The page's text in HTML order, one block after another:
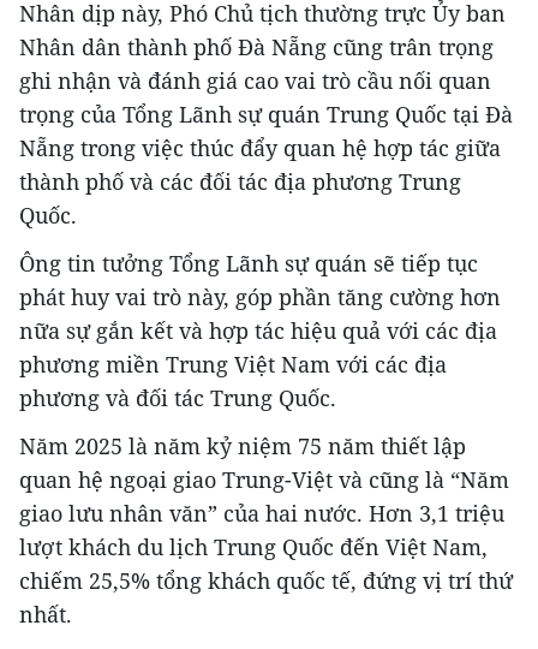
Nhân dịp này, Phó Chủ tịch thường trực Ủy ban
Nhân dân thành phố Đà Nẵng cũng trân trọng
ghi nhận và đánh giá cao vai trò cầu nối quan
trọng của Tổng Lãnh sự quán Trung Quốc tại Đà
Nẵng trong việc thúc đẩy quan hệ hợp tác giữa
thành phố và các đối tác địa phương Trung
Quốc.
Ông tin tưởng Tổng Lãnh sự quán sẽ tiếp tục
phát huy vai trò này, góp phần tăng cường hơn
nữa sự gắn kết và hợp tác hiệu quả với các địa
phương miền Trung Việt Nam với các địa
phương và đối tác Trung Quốc.
Năm 2025 là năm kỷ niệm 75 năm thiết lập
quan hệ ngoại giao Trung-Việt và cũng là “Năm
giao lưu nhân văn” của hai nước. Hơn 3,1 triệu
lượt khách du lịch Trung Quốc đến Việt Nam,
chiếm 25,5% tổng khách quốc tế, đứng vị trí thứ
nhất.